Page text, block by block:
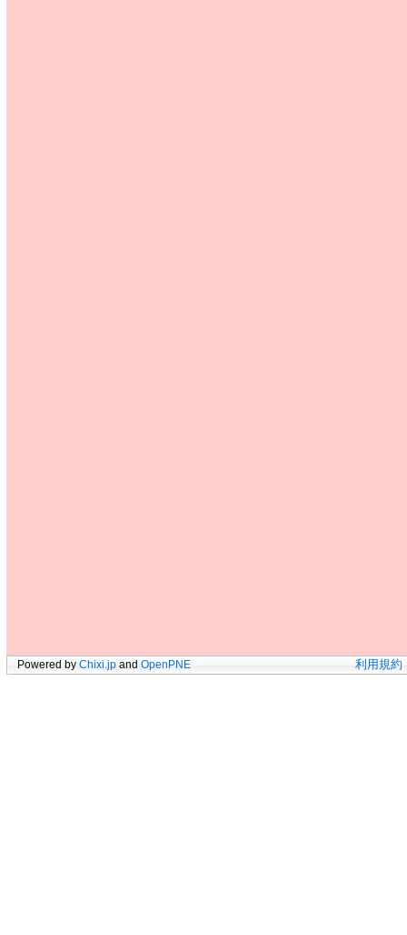
Powered by Chixi.jp and OpenPNE 利用規約